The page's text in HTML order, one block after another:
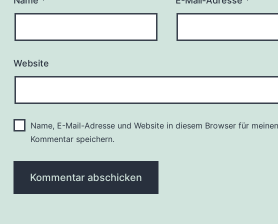
Website
Name, E-Mail-Adresse und Website in diesem Browser für
Kommentar speichern.